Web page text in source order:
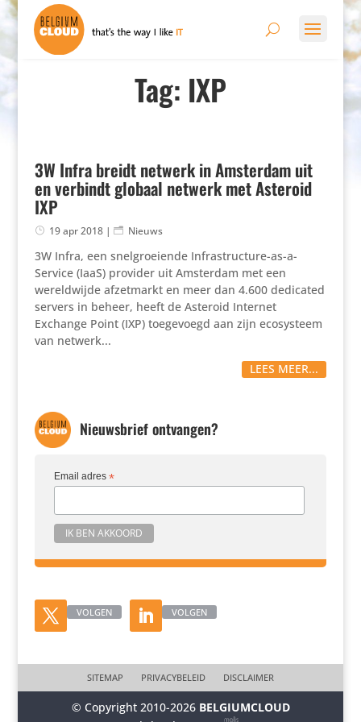
Tag: IXP
3W Infra breidt netwerk in Amsterdam uit
en verbindt globaal netwerk met Asteroid
IXP
19 apr 2018| Nieuws
3W Infra, een snelgroeiende Infrastructure-as-a-
Service (IaaS) provider uit Amsterdam met een
wereldwijde afzetmarkt en meer dan 4.600 dedicated
servers in beheer, heeft de Asteroid Internet
Exchange Point (IXP) toegevoegd aan zijn ecosysteem
van netwerk...
LEES MEER...
Nieuwsbrief ontvangen?
Email adres *
VOLGEN VOLGEN
SITEMAP PRIVACYBELEID DISCLAIMER
© Copyright 2010-2026 BELGIUMCLOUD